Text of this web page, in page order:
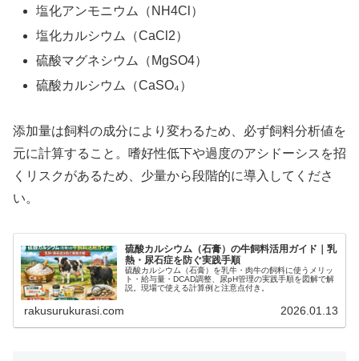
塩化アンモニウム（NH4Cl）
塩化カルシウム（CaCl2）
硫酸マグネシウム（MgSO4）
硫酸カルシウム（CaSO₄）
添加量は飼料の成分により変わるため、必ず飼料分析値を
元に計算すること。嗜好性低下や過度のアシドーシスを招
くリスクがあるため、少量から段階的に導入してくださ
い。
硫酸カルシウム（石膏）の牛飼料活用ガイド｜乳
熱・尿石症を防ぐ実践手順
硫酸カルシウム（石膏）を乳牛・肉牛の飼料に使うメリッ
ト・給与量・DCAD調整、尿pH管理の実践手順を図解で解
説。現場で使える計算例と注意点付き。
rakusurukurasi.com 2026.01.13